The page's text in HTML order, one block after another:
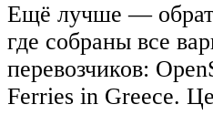
Ещё лучше —
где собраны все
перевозчиков:
Ferries in Greece.